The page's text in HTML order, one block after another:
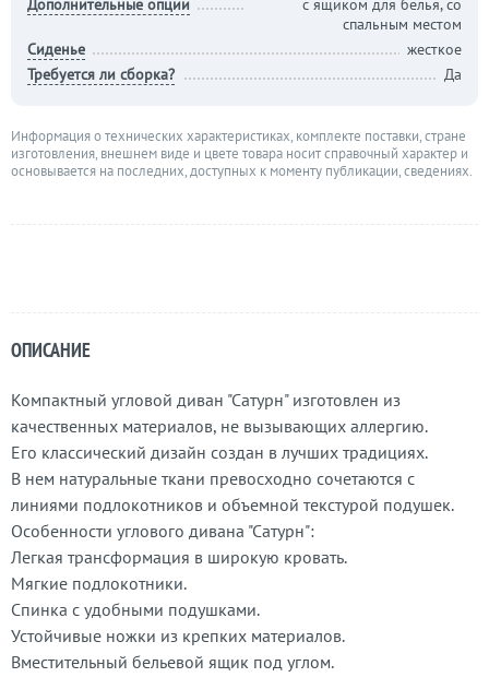
ОПИСАНИЕ
Компактный угловой диван "Сатурн" изготовлен из
качественных материалов, не вызывающих аллергию.
Его классический дизайн создан в лучших традициях.
В нем натуральные ткани превосходно сочетаются с
линиями подлокотников и объемной текстурой подушек.
Особенности углового дивана "Сатурн":
Легкая трансформация в широкую кровать.
Мягкие подлокотники.
Спинка с удобными подушками.
Устойчивые ножки из крепких материалов.
Вместительный бельевой ящик под углом.
Дополнительные опции
с ящиком для белья, со
спальным местом
Сиденье
жесткое
Требуется ли сборка?
Да
Информация о технических характеристиках, комплекте поставки, стране
изготовления, внешнем виде и цвете товара носит справочный характер и
основывается на последних, доступных к моменту публикации, сведениях.